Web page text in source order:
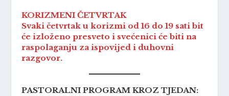
KORIZMENI ČETVRTAK
Svaki četvrtak u korizmi od 16 do 19 sati bit
će izloženo presveto i svećenici će biti na
raspolaganju za ispovijed i duhovni
razgovor.
PASTORALNI PROGRAM KROZ TJEDAN: